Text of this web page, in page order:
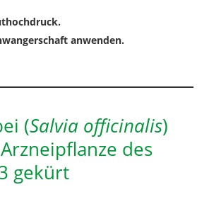
anwenden.
(Salvia officinalis)
des
gekürt